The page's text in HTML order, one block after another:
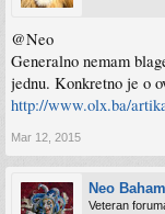
@Neo
Generalno nemam
jednu. Konkretno je o
http://www.olx.ba/
Mar 12, 2015
Neo
Veteran